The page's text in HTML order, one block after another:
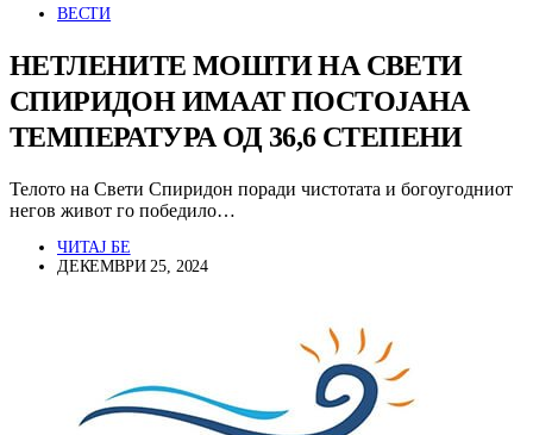
ВЕСТИ
НЕТЛЕНИТЕ МОШТИ НА СВЕТИ
СПИРИДОН ИМААТ ПОСТОЈАНА
ТЕМПЕРАТУРА ОД 36,6 СТЕПЕНИ
Телото на Свети Спиридон поради чистотата и богоугодниот
негов живот го победило…
ЧИТАЈ БЕ
ДЕКЕМВРИ 25, 2024